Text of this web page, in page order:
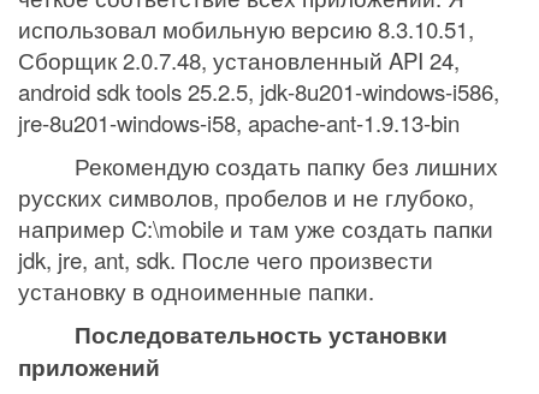
использовал мобильную версию 8.3.10.51,
Сборщик 2.0.7.48, установленный API 24,
android sdk tools 25.2.5, jdk-8u201-windows-i586,
jre-8u201-windows-i58, apache-ant-1.9.13-bin
Рекомендую создать папку без лишних
русских символов, пробелов и не глубоко,
например C:\mobile и там уже создать папки
jdk, jre, ant, sdk. После чего произвести
установку в одноименные папки.
Последовательность установки
приложений